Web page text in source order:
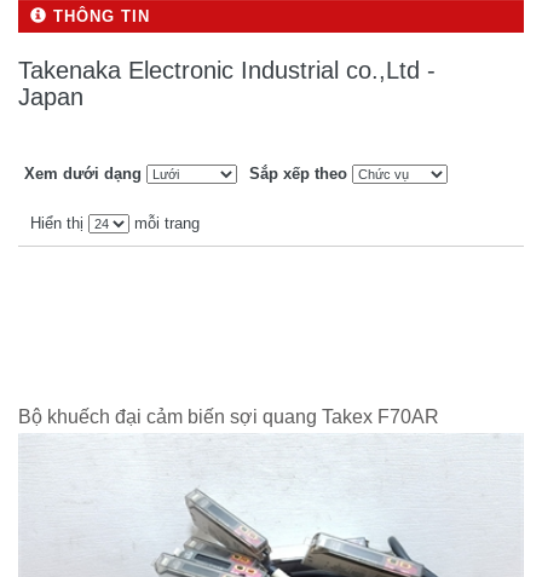
THÔNG TIN
Takenaka Electronic Industrial co.,Ltd -
Japan
Xem dưới dạng Sắp xếp theo
Hiển thị mỗi trang
Bộ khuếch đại cảm biến sợi quang Takex F70AR